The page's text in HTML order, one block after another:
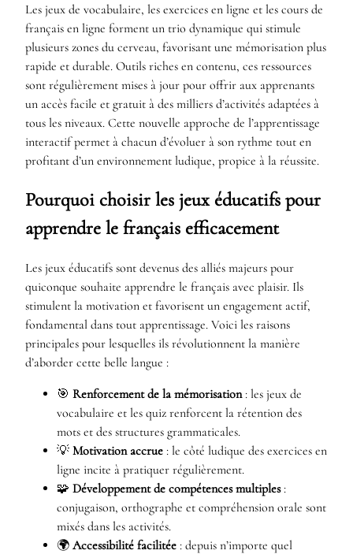
Les jeux de vocabulaire, les exercices en ligne et les cours de
français en ligne forment un trio dynamique qui stimule
plusieurs zones du cerveau, favorisant une mémorisation plus
rapide et durable. Outils riches en contenu, ces ressources
sont régulièrement mises à jour pour offrir aux apprenants
un accès facile et gratuit à des milliers d’activités adaptées à
tous les niveaux. Cette nouvelle approche de l’apprentissage
interactif permet à chacun d’évoluer à son rythme tout en
profitant d’un environnement ludique, propice à la réussite.
Pourquoi choisir les jeux éducatifs pour
apprendre le français efficacement
Les jeux éducatifs sont devenus des alliés majeurs pour
quiconque souhaite apprendre le français avec plaisir. Ils
stimulent la motivation et favorisent un engagement actif,
fondamental dans tout apprentissage. Voici les raisons
principales pour lesquelles ils révolutionnent la manière
d’aborder cette belle langue :
🎯 Renforcement de la mémorisation: les jeux de
vocabulaire et les quiz renforcent la rétention des
mots et des structures grammaticales.
💡 Motivation accrue : le côté ludique des exercices en
ligne incite à pratiquer régulièrement.
🧩 Développement de compétences multiples:
conjugaison, orthographe et compréhension orale sont
mixés dans les activités.
🌍 Accessibilité facilitée : depuis n’importe quel